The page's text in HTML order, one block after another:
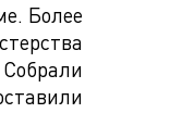
Более